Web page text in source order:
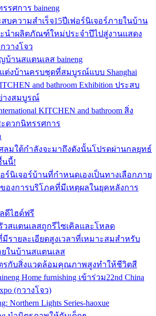
รศการ baineng
บความสำเร็จ15ปีเฟอร์นิเจอร์ภายในบ้าน
ะนำผลิตภัณฑ์ใหม่ประจำปีไปสู่งานแสดง
วางโจว
านสแตนเลส baineng
ต่งบ้านครบชุดที่สมบูรณ์แบบ Shanghai
and bathroom Exhibition ประสบ
างสมบูรณ์
KITCHEN and bathroom สิ่ง
ดวกนิทรรศการ
ลมใต้กำลังจะมาถึงดังนั้นโปรดผ่านกลยุทธ์
นนี้!
ร์นิเจอร์บ้านที่กำหนดเองเป็นทางเลือกภาย
องการบริโภคที่มีเหตุผลในยุคหลังการ
ดีไฮด์ฟรี
วสแตนเลสถูกรีไซเคิลและโหลด
รายละเอียดสูงเวลาที่เหมาะสมสำหรับ
ยในบ้านสแตนเลส
รกับสิ่งแวดล้อมคุณภาพสูงทำให้ชีวิตสี
Home furnishing เข้าร่วม22nd China
(กวางโจว)
Northern Lights Series-haoxue